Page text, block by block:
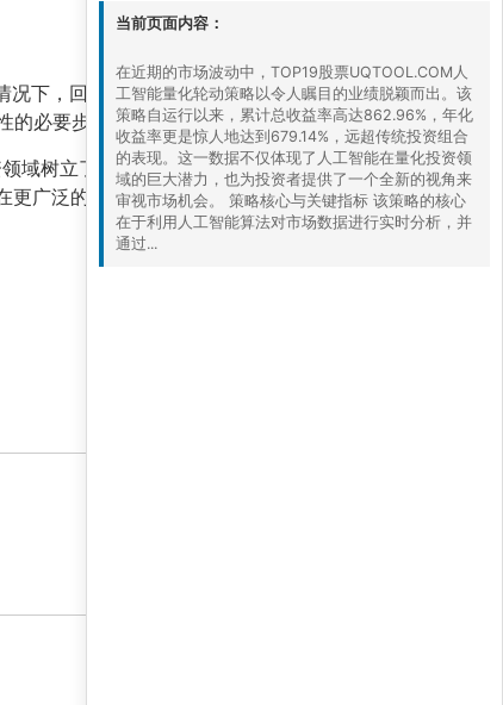
况下，回撤可能扩大。建议投资者将此类策
的必要步骤。
域树立了新的标杆。对于追求高收益且具
更广泛的市场条件下持续创造价值。
当前页面内容：
在近期的市场波动中，TOP19股票UQTOOL.COM人
工智能量化轮动策略以令人瞩目的业绩脱颖而出。该
策略自运行以来，累计总收益率高达862.96%，年化
收益率更是惊人地达到679.14%，远超传统投资组合
的表现。这一数据不仅体现了人工智能在量化投资领
域的巨大潜力，也为投资者提供了一个全新的视角来
审视市场机会。 策略核心与关键指标 该策略的核心
在于利用人工智能算法对市场数据进行实时分析，并
通过...